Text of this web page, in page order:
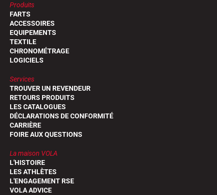
Produits
FARTS
ACCESSOIRES
EQUIPEMENTS
TEXTILE
CHRONOMÉTRAGE
LOGICIELS
Services
TROUVER UN REVENDEUR
RETOURS PRODUITS
LES CATALOGUES
DÉCLARATIONS DE CONFORMITÉ
CARRIÈRE
FOIRE AUX QUESTIONS
La maison VOLA
L'HISTOIRE
LES ATHLÈTES
L'ENGAGEMENT RSE
VOLA ADVICE